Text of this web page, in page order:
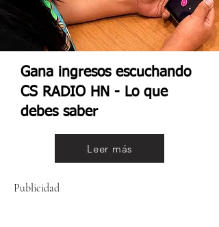
Gana ingresos escuchando
CS RADIO HN - Lo que
debes saber
Leer más
Publicidad